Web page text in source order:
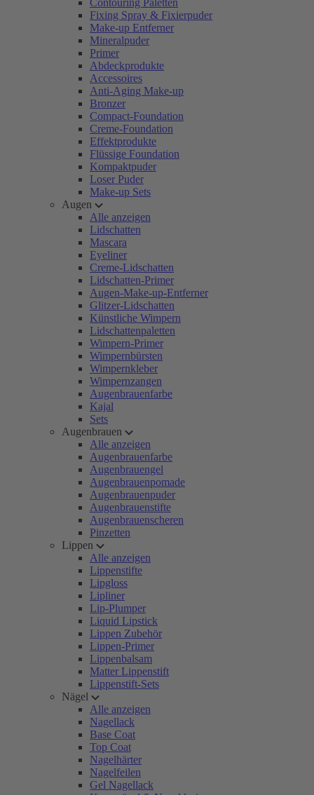
Contouring Paletten
Fixing Spray & Fixierpuder
Make-up Entferner
Mineralpuder
Primer
Abdeckprodukte
Accessoires
Anti-Aging Make-up
Bronzer
Compact-Foundation
Creme-Foundation
Effektprodukte
Flüssige Foundation
Kompaktpuder
Loser Puder
Make-up Sets
Augen
Alle anzeigen
Lidschatten
Mascara
Eyeliner
Creme-Lidschatten
Lidschatten-Primer
Augen-Make-up-Entferner
Glitzer-Lidschatten
Künstliche Wimpern
Lidschattenpaletten
Wimpern-Primer
Wimpernbürsten
Wimpernkleber
Wimpernzangen
Augenbrauenfarbe
Kajal
Sets
Augenbrauen
Alle anzeigen
Augenbrauenfarbe
Augenbrauengel
Augenbrauenpomade
Augenbrauenpuder
Augenbrauenstifte
Augenbrauenscheren
Pinzetten
Lippen
Alle anzeigen
Lippenstifte
Lipgloss
Lipliner
Lip-Plumper
Liquid Lipstick
Lippen Zubehör
Lippen-Primer
Lippenbalsam
Matter Lippenstift
Lippenstift-Sets
Nägel
Alle anzeigen
Nagellack
Base Coat
Top Coat
Nagelhärter
Nagelfeilen
Gel Nagellack